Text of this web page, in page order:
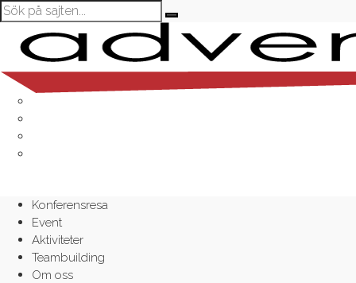
Konferensresa
Event
Aktiviteter
Teambuilding
Om oss